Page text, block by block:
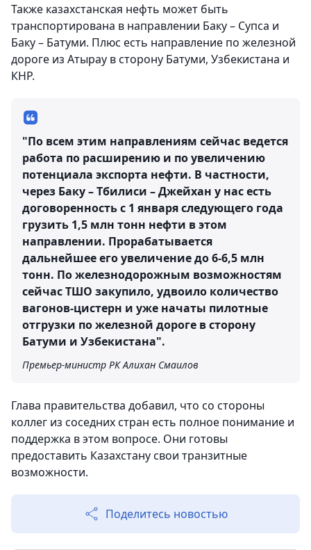
Также казахстанская нефть может быть
транспортирована в направлении Баку – Супса и
Баку – Батуми. Плюс есть направление по железной
дороге из Атырау в сторону Батуми, Узбекистана и
КНР.
"По всем этим направлениям сейчас ведется
работа по расширению и по увеличению
потенциала экспорта нефти. В частности,
через Баку – Тбилиси – Джейхан у нас есть
договоренность с 1 января следующего года
грузить 1,5 млн тонн нефти в этом
направлении. Прорабатывается
дальнейшее его увеличение до 6-6,5 млн
тонн. По железнодорожным возможностям
сейчас ТШО закупило, удвоило количество
вагонов-цистерн и уже начаты пилотные
отгрузки по железной дороге в сторону
Батуми и Узбекистана".
Премьер-министр РК Алихан Смаилов
Глава правительства добавил, что со стороны
коллег из соседних стран есть полное понимание и
поддержка в этом вопросе. Они готовы
предоставить Казахстану свои транзитные
возможности.
Поделитесь новостью